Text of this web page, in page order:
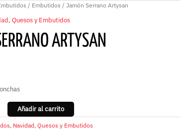
/ Embutidos / Jamón Serrano Artysan
,Quesos y Embutidos
ARTYSAN
Añadir al carrito
, Navidad,Quesos y Embutidos